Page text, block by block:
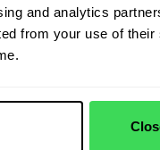
and analytics
from your use of
Sie den
etwa einmal im